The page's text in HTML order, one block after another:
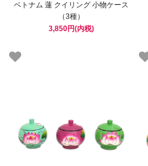
ベトナム 蓮 クイリング 小物ケース
（3種）
3,850円(内税)